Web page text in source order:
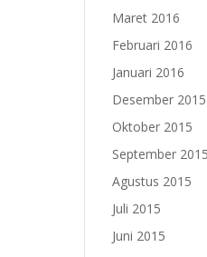
Maret 2016
Februari 2016
Januari 2016
Desember 2015
Oktober 2015
September 2015
Agustus 2015
Juli 2015
Juni 2015